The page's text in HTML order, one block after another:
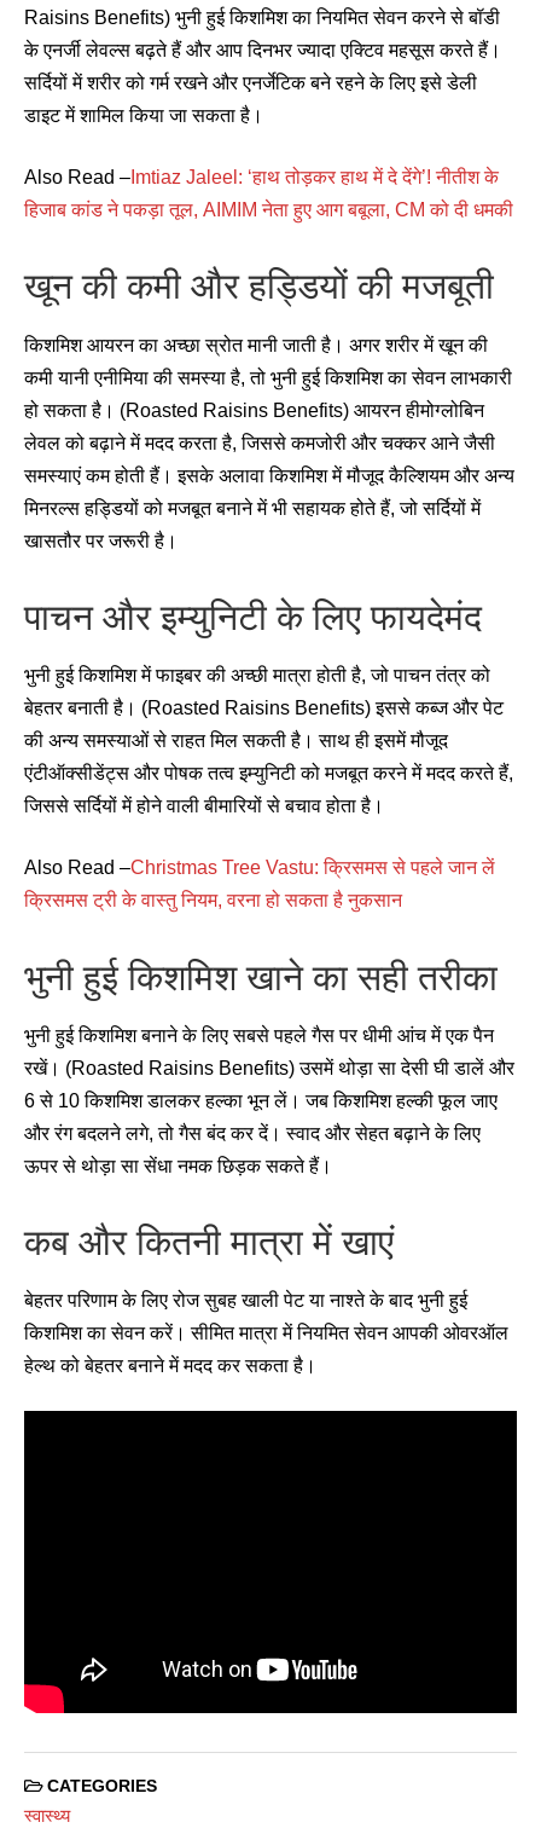
Raisins Benefits) भुनी हुई किशमिश का नियमित सेवन करने से बॉडी
के एनर्जी लेवल्स बढ़ते हैं और आप दिनभर ज्यादा एक्टिव महसूस करते हैं।
सर्दियों में शरीर को गर्म रखने और एनर्जेटिक बने रहने के लिए इसे डेली
डाइट में शामिल किया जा सकता है।
Also Read – Imtiaz Jaleel: ‘हाथ तोड़कर हाथ में दे देंगे’! नीतीश के
हिजाब कांड ने पकड़ा तूल, AIMIM नेता हुए आग बबूला, CM को दी धमकी
खून की कमी और हड्डियों की मजबूती
किशमिश आयरन का अच्छा स्रोत मानी जाती है। अगर शरीर में खून की
कमी यानी एनीमिया की समस्या है, तो भुनी हुई किशमिश का सेवन लाभकारी
हो सकता है। (Roasted Raisins Benefits) आयरन हीमोग्लोबिन
लेवल को बढ़ाने में मदद करता है, जिससे कमजोरी और चक्कर आने जैसी
समस्याएं कम होती हैं। इसके अलावा किशमिश में मौजूद कैल्शियम और अन्य
मिनरल्स हड्डियों को मजबूत बनाने में भी सहायक होते हैं, जो सर्दियों में
खासतौर पर जरूरी है।
पाचन और इम्युनिटी के लिए फायदेमंद
भुनी हुई किशमिश में फाइबर की अच्छी मात्रा होती है, जो पाचन तंत्र को
बेहतर बनाती है। (Roasted Raisins Benefits) इससे कब्ज और पेट
की अन्य समस्याओं से राहत मिल सकती है। साथ ही इसमें मौजूद
एंटीऑक्सीडेंट्स और पोषक तत्व इम्युनिटी को मजबूत करने में मदद करते हैं,
जिससे सर्दियों में होने वाली बीमारियों से बचाव होता है।
Also Read –Christmas Tree Vastu: क्रिसमस से पहले जान लें
क्रिसमस ट्री के वास्तु नियम, वरना हो सकता है नुकसान
भुनी हुई किशमिश खाने का सही तरीका
भुनी हुई किशमिश बनाने के लिए सबसे पहले गैस पर धीमी आंच में एक पैन
रखें। (Roasted Raisins Benefits) उसमें थोड़ा सा देसी घी डालें और
6 से 10 किशमिश डालकर हल्का भून लें। जब किशमिश हल्की फूल जाए
और रंग बदलने लगे, तो गैस बंद कर दें। स्वाद और सेहत बढ़ाने के लिए
ऊपर से थोड़ा सा सेंधा नमक छिड़क सकते हैं।
कब और कितनी मात्रा में खाएं
बेहतर परिणाम के लिए रोज सुबह खाली पेट या नाश्ते के बाद भुनी हुई
किशमिश का सेवन करें। सीमित मात्रा में नियमित सेवन आपकी ओवरऑल
हेल्थ को बेहतर बनाने में मदद कर सकता है।
CATEGORIES
स्वास्थ्य